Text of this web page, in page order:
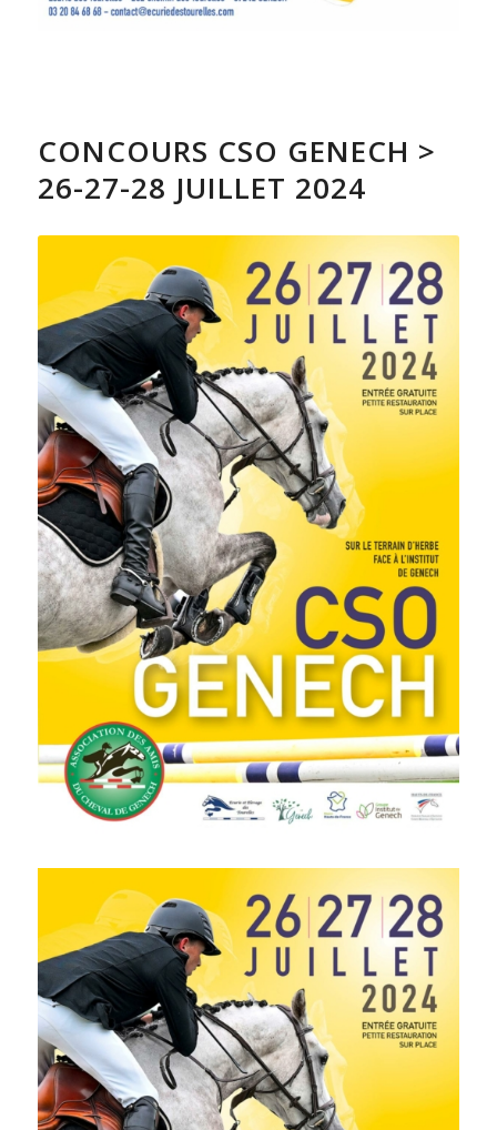
CONCOURS CSO GENECH >
26-27-28 JUILLET 2024